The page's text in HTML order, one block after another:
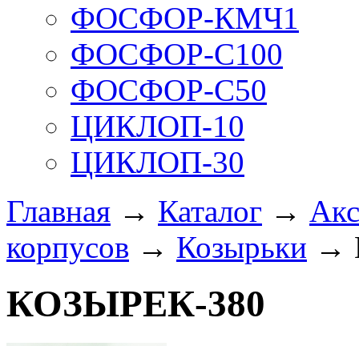
ФОСФОР-КМЧ1
ФОСФОР-С100
ФОСФОР-С50
ЦИКЛОП-10
ЦИКЛОП-30
Главная → Каталог →
корпусов → Козырьки →
КОЗЫРЕК-380